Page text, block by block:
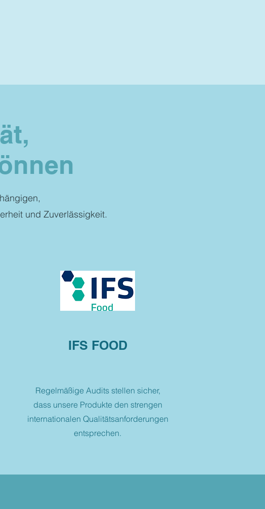
und Zuverlässigkeit.
IFS FOOD
Regelmäßige Audits stellen sicher,
dass unsere Produkte den strengen
internationalen Qualitätsanforderungen
entsprechen.